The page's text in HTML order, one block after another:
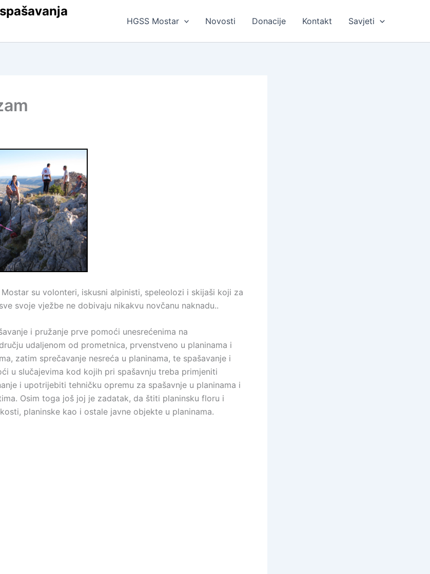
HGSS Mostar Novosti Donacije Kontakt Savjeti
su volonteri, iskusni alpinisti, speleolozi i skijaši koji za
svoje vježbe ne dobivaju nikakvu novčanu naknadu..
i pružanje prve pomoći unesrećenima na
udaljenom od prometnica, prvenstveno u planinama i
zatim sprečavanje nesreća u planinama, te spašavanje i
u slučajevima kod kojih pri spašavnju treba primjeniti
i upotrijebiti tehničku opremu za spašavnje u planinama i
Osim toga još joj je zadatak, da štiti planinsku floru i
planinske kao i ostale javne objekte u planinama.